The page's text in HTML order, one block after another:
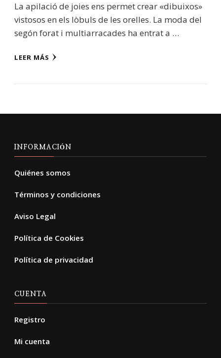
La apilació de joies ens permet crear «dibuixos»
vistosos en els lòbuls de les orelles. La moda del
segón forat i multiarracades ha entrat a …
LEER MÁS
INFORMACIÓN
Quiénes somos
Términos y condiciones
Aviso Legal
Política de Cookies
Política de privacidad
CUENTA
Registro
Mi cuenta